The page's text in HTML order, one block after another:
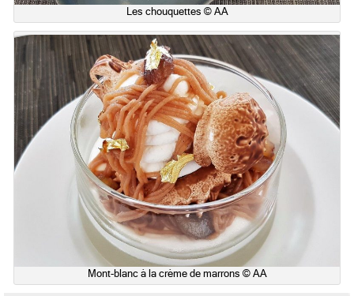
Les chouquettes © AA
Mont-blanc à la crème de marrons © AA